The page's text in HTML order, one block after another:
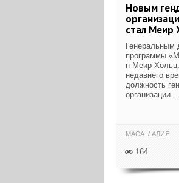
Новым
стал Меир
Генеральным
программы
н Меир
недавнего
должность
организации...
МАСА АЛИЯ
164